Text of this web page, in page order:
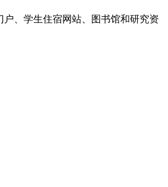
、学生住宿网站、图书馆和研究资